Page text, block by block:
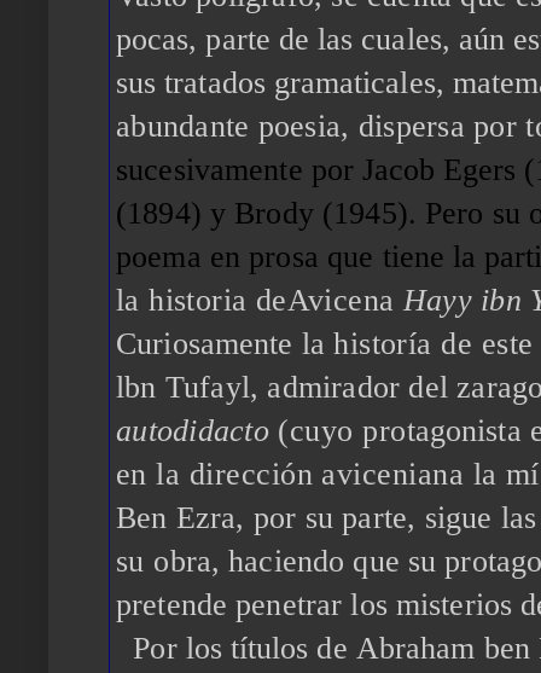
pocas, parte de las cuales, aún
sus tratados gramaticales,
abundante poesia, dispersa por
sucesivamente porJacob Egers
(1894) y Brody (1945). Pero su
poema en prosa que tiene la
la historia deAvicena Hayy ibn
Curiosamente lahistoría de
lbn Tufayl, admirador del
autodidacto (cuyo protagonista
en la dirección aviceniana la
Ben Ezra, por su parte, sigue l
su obra, haciendo que su
pretende penetrar los misterios
Por los títulos de Abraham ben